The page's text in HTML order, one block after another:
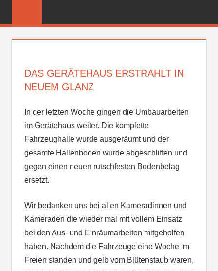
FEUERWEHR
DAS GERÄTEHAUS ERSTRAHLT IN
NEUEM GLANZ
In der letzten Woche gingen die Umbauarbeiten
im Gerätehaus weiter. Die komplette
Fahrzeughalle wurde ausgeräumt und der
gesamte Hallenboden wurde abgeschliffen und
gegen einen neuen rutschfesten Bodenbelag
ersetzt.
Wir bedanken uns bei allen Kameradinnen und
Kameraden die wieder mal mit vollem Einsatz
bei den Aus- und Einräumarbeiten mitgeholfen
haben. Nachdem die Fahrzeuge eine Woche im
Freien standen und gelb vom Blütenstaub waren,